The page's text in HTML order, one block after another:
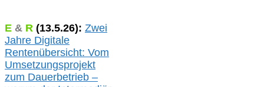
E & R (13.5.26): Zwei
Jahre Digitale
Rentenübersicht: Vom
Umsetzungsprojekt
zum Dauerbetrieb –